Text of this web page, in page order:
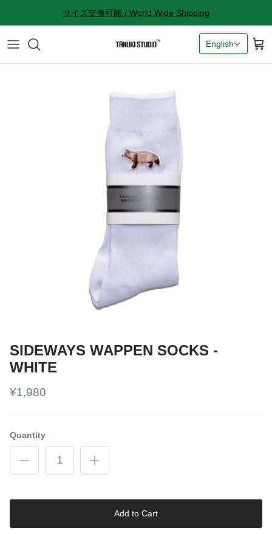
サイズ交換可能 / World Wide Shipping
All accessories
サイズ感に関して
購入完了メールが来ない
ギフトラッピングに関して
SIDEWAYS WAPPEN SOCKS -
WHITE
¥1,980
Quantity
Add to Cart
English